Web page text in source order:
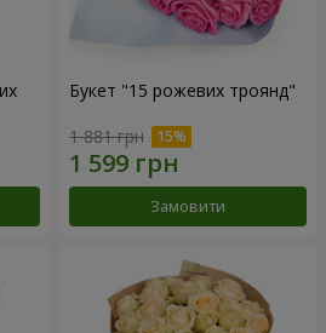
Букет "15 рожевих троянд"
1 881 грн
Замовити